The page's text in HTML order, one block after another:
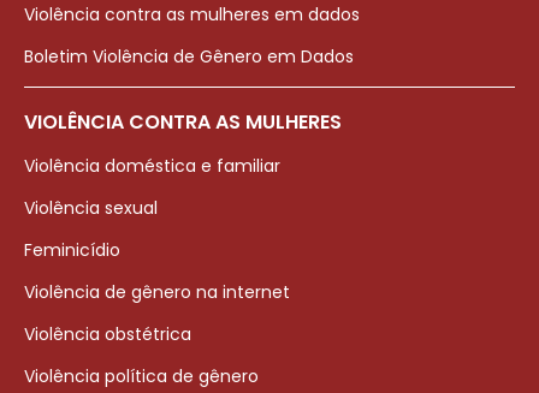
Violência contra as mulheres em dados
Boletim Violência de Gênero em Dados
VIOLÊNCIA CONTRA AS MULHERES
Violência doméstica e familiar
Violência sexual
Feminicídio
Violência de gênero na internet
Violência obstétrica
Violência política de gênero